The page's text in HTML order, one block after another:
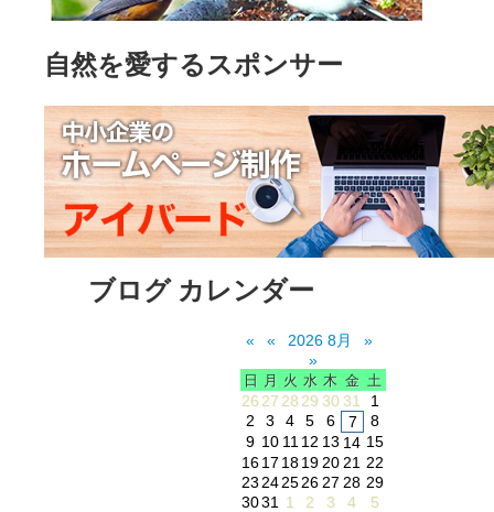
自然を愛するスポンサー
ブログ カレンダー
« « 2026 8月
»
»
日 月 火 水 木 金 土
26 27 28 29 30 31
1
2
3 4 5 6 7
8
9 10 11 12 13 14 15
1617 1819 20 21 22
23242526 27 28 29
3031 1 2 3 4 5